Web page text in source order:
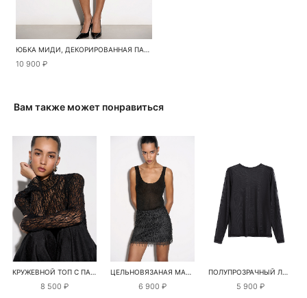
ЮБКА МИДИ, ДЕКОРИРОВАННАЯ ПАЙЕТКАМИ
10 900 ₽
Вам также может понравиться
КРУЖЕВНОЙ ТОП С ПАЙЕТКАМИ
8 500 ₽
ЦЕЛЬНОВЯЗАНАЯ МАЙКА С ЛЮРЕКСОМ
6 900 ₽
ПОЛУПРОЗРАЧНЫЙ ЛОНГСЛИВ
5 900 ₽